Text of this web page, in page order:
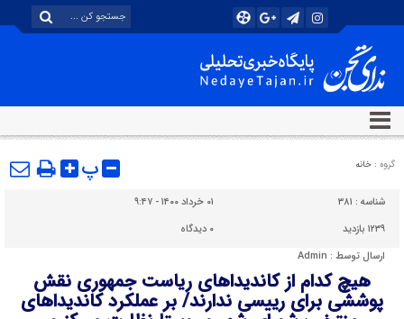
گروه : خانه پ
شناسه : ۳۸۱
۰۱ خرداد ۱۴۰۰ - ۹:۴۷
۱۲۳۹ بازدید
۰ دیدگاه
ارسال توسط : Admin
هیچ کدام از کاندیداهای ریاست جمهوری نقش
پوششی برای رییسی ندارند/ بر عملکرد کاندیداهای